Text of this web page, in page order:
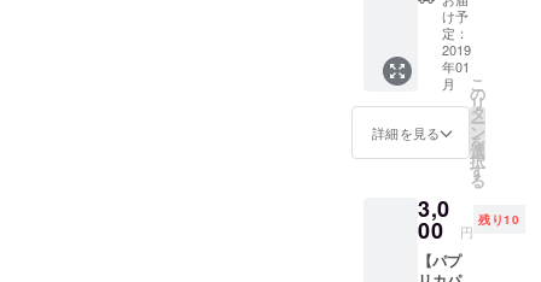
チャン
ネルの
カメラ
入りま
す。 ※
ターン
特典
付き
(165CM
) 47 67
20 M
(170CM
) 50 70
20 L
(175CM
(180CM
) 56 75
20 ※画
像はあ
けられ
か！？
選べば
わから
ないあ
です。
※支援時
に必ず
備考欄
ドーパ
のアー
ティス
ト写真
の中
に、 あ
なたも
まるで
メン
の如く
映り込
んでみ
ません
け予
定：
2019
年01
月
詳細を見る
こ
の
リ
タ
ー
ン
を
選
択
す
る
3,0
00 円
残り10
【パプ